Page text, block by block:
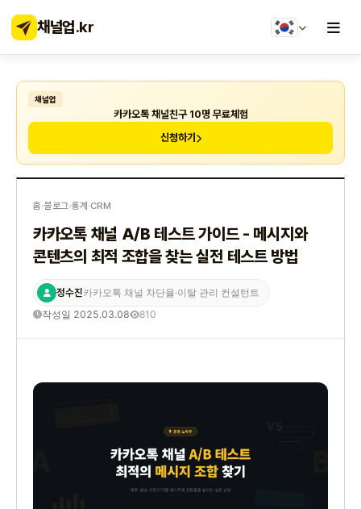
채널업.kr
채널업
카카오톡 채널친구 10명 무료체험
신청하기
홈›블로그›통계·CRM
카카오톡 채널 A/B 테스트 가이드 - 메시지와
콘텐츠의 최적 조합을 찾는 실전 테스트 방법
정수진카카오톡 채널 차단율·이탈 관리 컨설턴트
작성일 2025.03.08 810